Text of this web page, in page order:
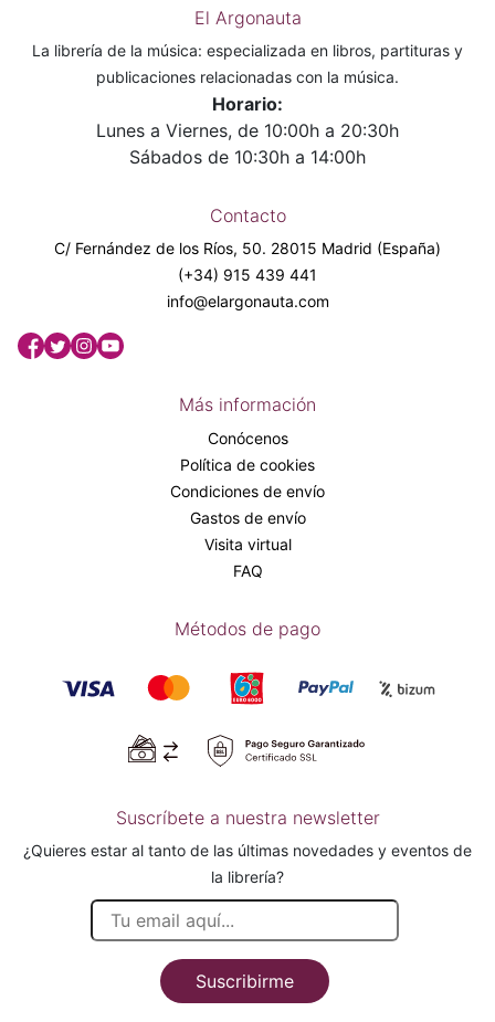
El Argonauta
La librería de la música: especializada en libros, partituras y
publicaciones relacionadas con la música.
Horario:
Lunes a Viernes, de 10:00h a 20:30h
Sábados de 10:30h a 14:00h
Contacto
C/ Fernández de los Ríos, 50. 28015 Madrid (España)
(+34) 915 439 441
info@elargonauta.com
Más información
Conócenos
Política de cookies
Condiciones de envío
Gastos de envío
Visita virtual
FAQ
Métodos de pago
Suscríbete a nuestra newsletter
¿Quieres estar al tanto de las últimas novedades y eventos de
la librería?
Suscribirme